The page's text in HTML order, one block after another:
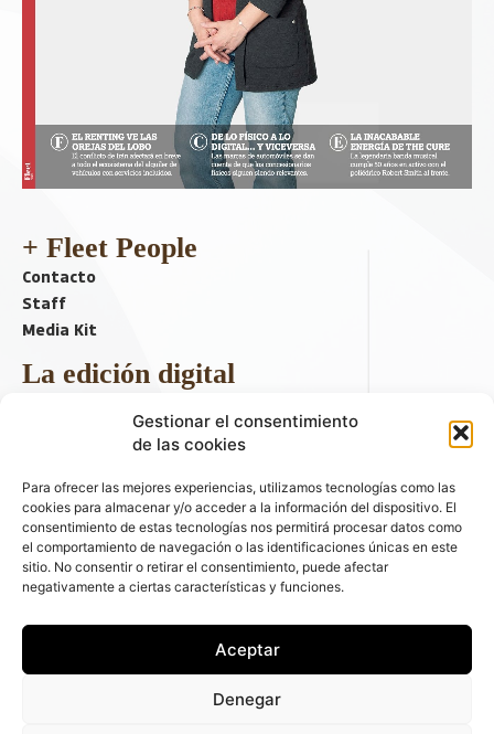
Gestionar el consentimiento
de las cookies
Para ofrecer las mejores experiencias, utilizamos tecnologías como las
cookies para almacenar y/o acceder a la información del dispositivo. El
consentimiento de estas tecnologías nos permitirá procesar datos como
el comportamiento de navegación o las identificaciones únicas en este
sitio. No consentir o retirar el consentimiento, puede afectar
negativamente a ciertas características y funciones.
Aceptar
Denegar
+ Fleet People
Contacto
Staff
Media Kit
La edición digital
Descargar último ejemplar
ir a hemeroteca
+ Contenido en redes sociales
automóviles - C/ Fernández de la Hoz 70, 1ºB - 28003 - Madrid